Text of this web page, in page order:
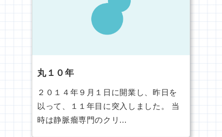
丸１０年
２０１４年９月１日に開業し、昨日を
以って、１１年目に突入しました。 当
時は静脈瘤専門のクリ...